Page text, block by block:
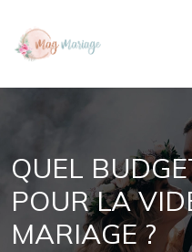
QUEL
POUR LA
MARIAGE ?